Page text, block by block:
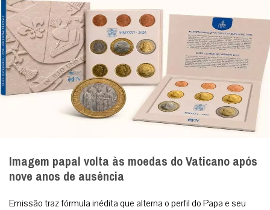
Imagem papal volta às moedas do Vaticano após
nove anos de ausência
Emissão traz fórmula inédita que alterna o perfil do Papa e seu